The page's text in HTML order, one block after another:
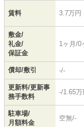
賃料 3.7万円
敷金/
礼金/
保証金
1ヶ月/0
償却/敷引 -/-
更新料/更新事
務手数料
-/1.65万
駐車場/
月額料金
空無/-